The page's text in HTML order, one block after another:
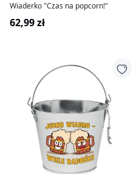
Wiaderko "Czas na popcorn!"
62,99 zł